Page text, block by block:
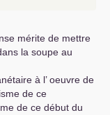
mérite de mettre
la soupe au
à l’ oeuvre de
de ce
de ce début du